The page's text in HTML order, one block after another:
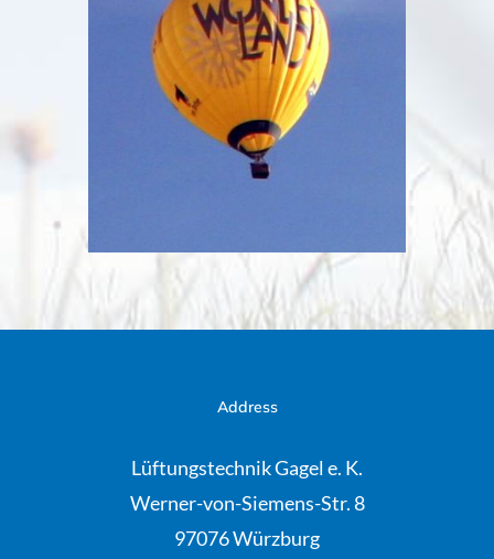
Address
Lüftungstechnik Gagel e. K.
Werner-von-Siemens-Str. 8
97076 Würzburg